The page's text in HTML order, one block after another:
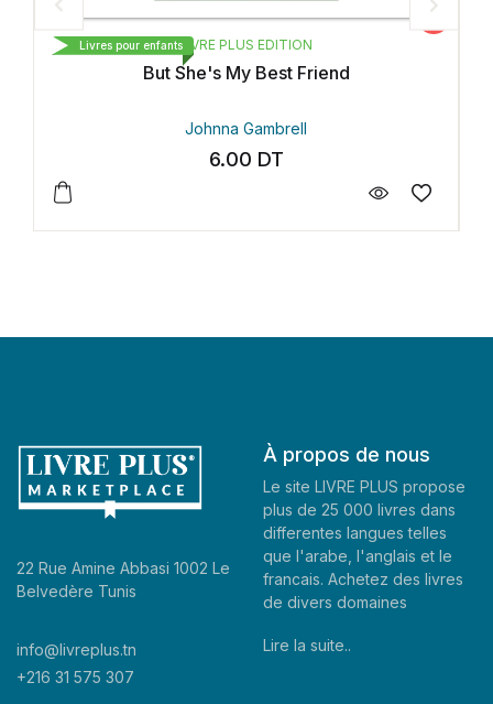
LIVRE PLUS EDITION
But She's My Best Friend
Johnna Gambrell
Vedette
pour enfants
22 Rue Amine Abbasi 1002 Le
Belvedère Tunis
info@livreplus.tn
+216 31 575 307
À propos de nous
Le site LIVRE PLUS propose
plus de 25 000 livres dans
differentes langues telles
que l'arabe, l'anglais et le
francais. Achetez des livres
de divers domaines
Lire la suite..